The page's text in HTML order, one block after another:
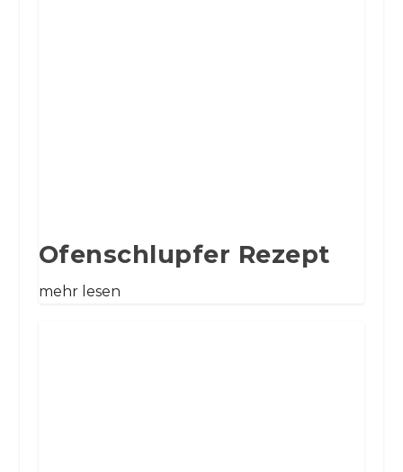
Ofenschlupfer Rezept
mehr lesen